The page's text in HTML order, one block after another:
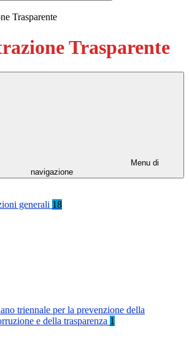
Trasparente
Trasparente
Menu di
navigazione
generali 18
triennale per la prevenzione della
e della trasparenza 1